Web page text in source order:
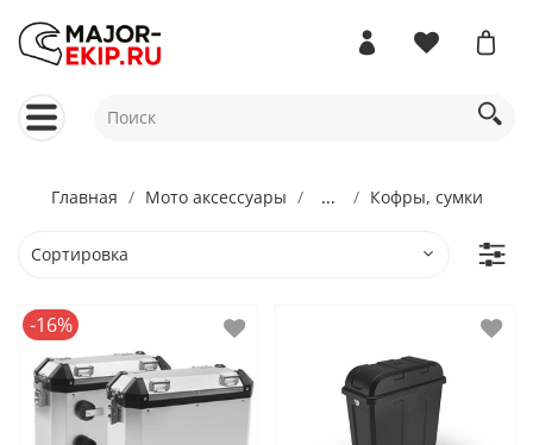
Главная Мото аксессуары ... Кофры, сумки
-16%